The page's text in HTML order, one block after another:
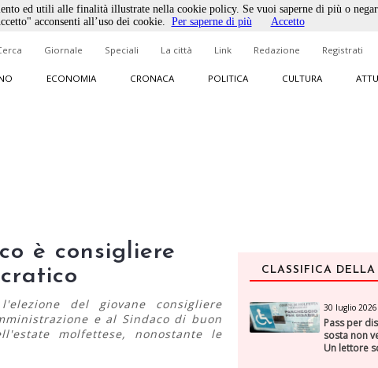
Giornale Speciali La città Link Redazione Registrati
ECONOMIA CRONACA POLITICA CULTURA
è consigliere
del giovane consigliere
e al Sindaco di buon
molfettese, nonostante le
CLASSIFICA
30 luglio 2026
Pass per
sosta non
Un lettore
ed utili alle finalità illustrate nella cookie policy. Se vuoi saperne di più o
acconsenti all’uso dei cookie. Per saperne di più Accetto